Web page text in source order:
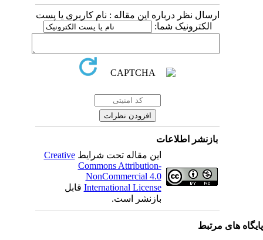
ارسال نظر درباره این مقاله : نام کاربری یا پست
الکترونیک شما:
بازنشر اطلاعات
این مقاله تحت شرایطCreative
Commons Attribution-
NonCommercial 4.0
International Licenseقابل
بازنشر است.
های مرتبط